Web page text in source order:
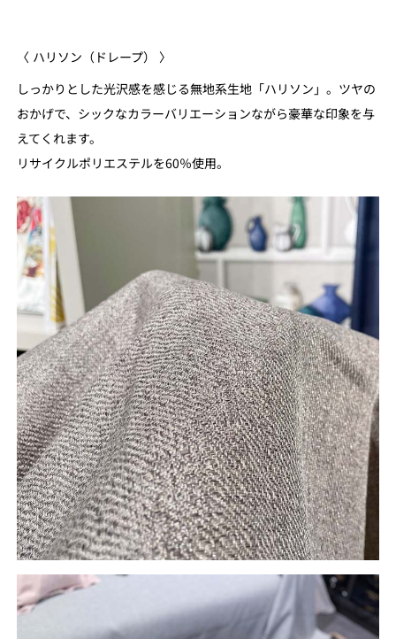
〈 ハリソン（ドレープ） 〉
しっかりとした光沢感を感じる無地系生地「ハリソン」。ツヤの
おかげで、シックなカラーバリエーションながら豪華な印象を与
えてくれます。
リサイクルポリエステルを60％使用。